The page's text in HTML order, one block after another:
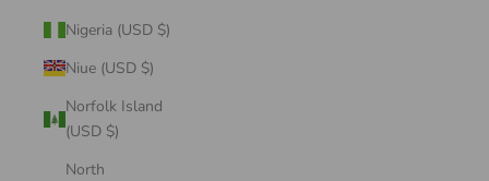
Nigeria (USD $)
Niue (USD $)
Norfolk Island
(USD $)
North